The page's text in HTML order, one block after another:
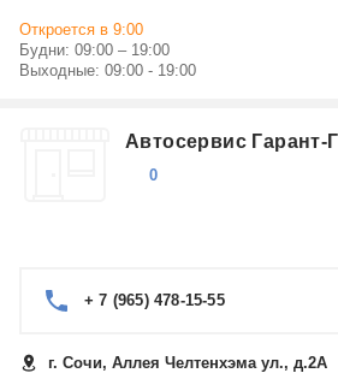
Откроется в 9:00
Будни: 09:00 – 19:00
Выходные: 09:00 - 19:00
Автосервис Гарант-
0
+ 7 (965) 478-15-55
г. Сочи, Аллея Челтенхэма ул., д.2А